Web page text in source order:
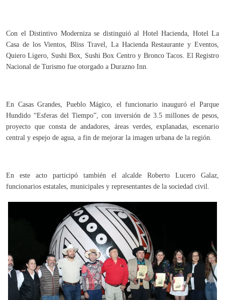
Con el Distintivo Moderniza se distinguió al Hotel Hacienda, Hotel La
Casa de los Vientos, Bliss Travel, La Hacienda Restaurante y Eventos,
Quiero Ligero, Sushi Box, Sushi Box Centro y Bronco Tacos. El Registro
Nacional de Turismo fue otorgado a Durazno Inn.
En Casas Grandes, Pueblo Mágico, el funcionario inauguró el Parque
Hundido “Esferas del Tiempo”, con inversión de 3.5 millones de pesos,
proyecto que consta de andadores, áreas verdes, explanadas, escenario
central y espejo de agua, a fin de mejorar la imagen urbana de la región.
En este acto participó también el alcalde Roberto Lucero Galaz,
funcionarios estatales, municipales y representantes de la sociedad civil.